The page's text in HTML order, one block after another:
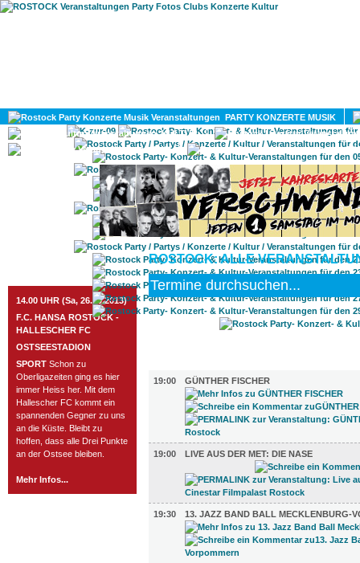
PARTY KONZERTE MUSIK
KULTUR
GAY
ROSTOCK TAGESTIPP
14.00 UHR (Sa, 26.10.2013)
F.C. HANSA ROSTOCK -
HALLESCHER FC
OSTSEESTADION
SPORT Schon zu
Oberligazeiten ging es hier
immer Heiss her. Mit dem
Hallescher FC kommt ein
spannenden Gegner zu uns
an die Küste. Bleibt zu
hoffen, dass alle Drei Punkte
an der Ostsee bleiben.
Mehr Infos...
ROSTOCK: ALLE
19:00
GÜNTHER FISCHER
19:00 LIVE AUS DER MET: DIE NASE
19:30 13. JAZZ BAND BALL MECKLENBURG-